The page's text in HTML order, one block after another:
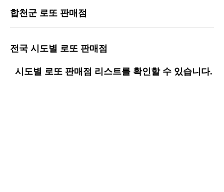
합천군 로또 판매점
전국 시도별 로또 판매점
시도별 로또 판매점 리스트를 확인할 수 있습니다.